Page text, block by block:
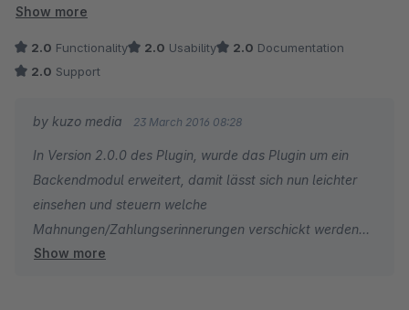
erstellt pro Durchlauf des Cronjobs einen Hauptshop,
Plugin nicht produktiv einsetzbar.
Leider Email-Anfragen beim Hersteller gab es keine
Show more
2.0 Functionality 2.0 Usability 2.0 Documentation
2.0 Support
by kuzo media 23 March 2016 08:28
In Version 2.0.0 des Plugin, wurde das Plugin um ein
Backendmodul erweitert, damit lässt sich nun leichter
einsehen und steuern welche
Mahnungen/Zahlungserinnerungen verschickt werden
sollen. Damit ist dann auch das manuelle Versenden von
Show more